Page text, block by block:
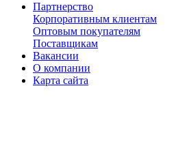
Партнерство
Корпоративным клиентам
Оптовым покупателям
Поставщикам
Вакансии
О компании
Карта сайта